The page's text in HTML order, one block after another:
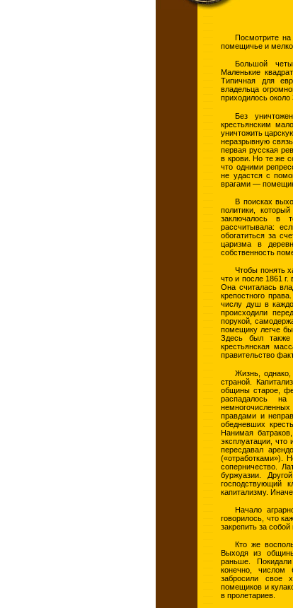
Посмотрите
помещичье и
Большой
Маленькие
Типичная для
владельца
приходилось
Без
крестьянским
уничтожить
неразрывную
первая русская
в крови. Но те же
что одними
не удастся с
врагами —
В поисках
политики,
заключалось в
рассчитывала:
обогатиться за
царизма в
собственность
Чтобы понять
что и после 1861
Она считалась
крепостного
числу душ в
происходили
порукой,
помещику легче
Здесь был также
крестьянская
правительство
Жизнь,
страной.
общины старое,
распадалось на
правдами и
обедневших
Нанимая
эксплуатации, что
пересдавал
(«отработками»).
соперничество.
буржуазии.
господствующий
капитализму.
Начало
говорилось, что
закрепить за
Кто же
Выходя из
раньше.
конечно, числом
забросили свое
помещиков и
в пролетариев.